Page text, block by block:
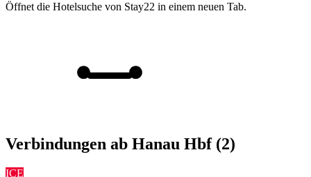
Öffnet die Hotelsuche von Stay22 in einem neuen Tab.
Verbindungen ab Hanau Hbf (2)
ICE